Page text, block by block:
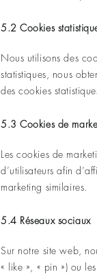
5.2 Cookies
Nous utilisons des
statistiques, nous
des cookies
5.3 Cookies de
Les cookies de
d’utilisateurs afin
marketing similaires.
5.4 Réseaux sociaux
Sur notre site web,
« like », « pin ») ou